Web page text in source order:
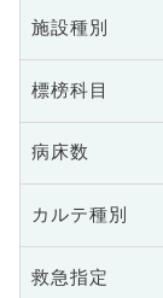
施設種別
標榜科目
病床数
カルテ種別
救急指定